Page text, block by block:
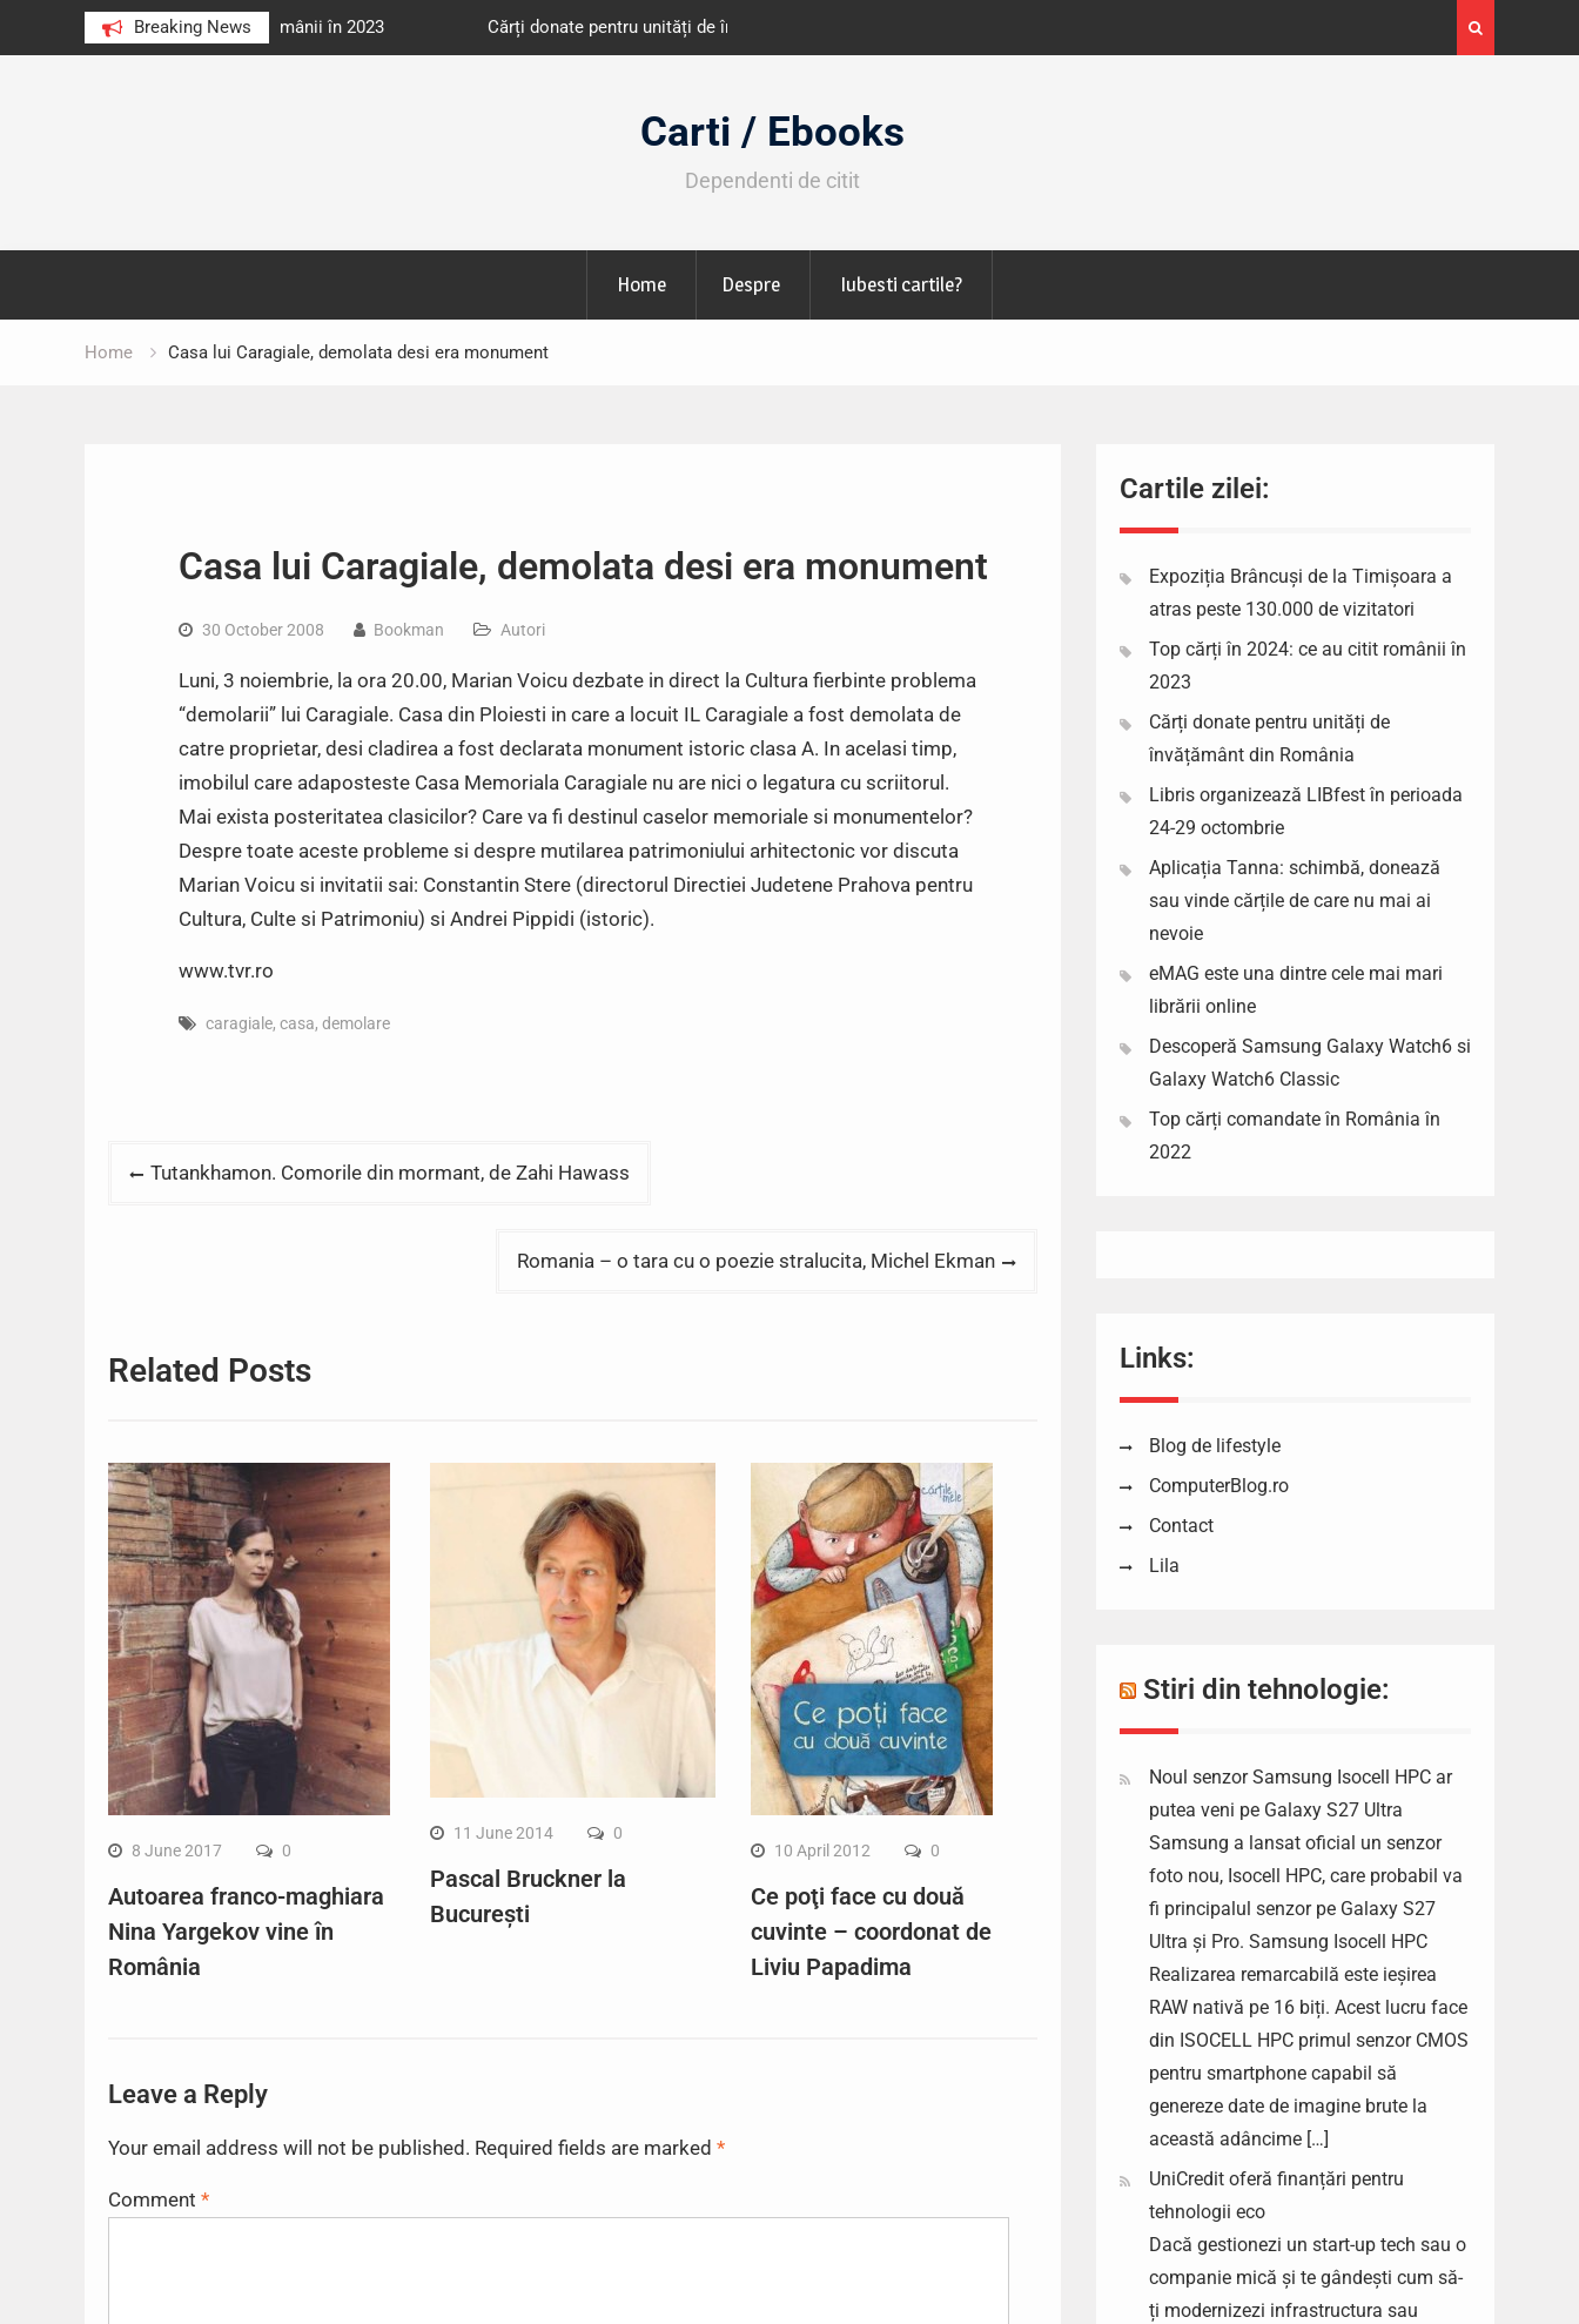
Breaking News
au citit românii în 2023 Cărți donate pentru unități de învățământ din România
octombrie
Expoziția Brâncuși de la Timișoara a atras peste
130.000 de vizitatori
Carti / Ebooks
Dependenti de citit
Home Despre Iubesti cartile?
Home Casa lui Caragiale, demolata desi era monument
Casa lui Caragiale, demolata desi era monument
30 October 2008 Bookman Autori
Luni, 3 noiembrie, la ora 20.00, Marian Voicu dezbate in direct la Cultura fierbinte problema
“demolarii” lui Caragiale. Casa din Ploiesti in care a locuit IL Caragiale a fost demolata de
catre proprietar, desi cladirea a fost declarata monument istoric clasa A. In acelasi timp,
imobilul care adaposteste Casa Memoriala Caragiale nu are nici o legatura cu scriitorul.
Mai exista posteritatea clasicilor? Care va fi destinul caselor memoriale si monumentelor?
Despre toate aceste probleme si despre mutilarea patrimoniului arhitectonic vor discuta
Marian Voicu si invitatii sai: Constantin Stere (directorul Directiei Judetene Prahova pentru
Cultura, Culte si Patrimoniu) si Andrei Pippidi (istoric).
www.tvr.ro
caragiale, casa, demolare
PostTutankhamon. Comorile din mormant, de Zahi Hawass
Romania – o tara cu o poezie stralucita, Michel Ekman
Related Posts
8 June 2017 0
Autoarea franco-maghiara
Nina Yargekov vine în
România
11 June 2014 0
Pascal Bruckner la
București
10 April 2012 0
Ce poţi face cu două
cuvinte – coordonat de
Liviu Papadima
Leave a Reply
Your email address will not be published. Required fields are marked *
Comment *
Cartile zilei:
Expoziția Brâncuși de la Timișoara a
atras peste 130.000 de vizitatori
Top cărți în 2024: ce au citit românii în
2023
Cărți donate pentru unități de
învățământ din România
Libris organizează LIBfest în perioada
24-29 octombrie
Aplicația Tanna: schimbă, donează
sau vinde cărțile de care nu mai ai
nevoie
eMAG este una dintre cele mai mari
librării online
Descoperă Samsung Galaxy Watch6 si
Galaxy Watch6 Classic
Top cărți comandate în România în
2022
Links:
Blog de lifestyle
ComputerBlog.ro
Contact
Lila
Stiri din tehnologie:
Noul senzor Samsung Isocell HPC ar
putea veni pe Galaxy S27 Ultra
Samsung a lansat oficial un senzor
foto nou, Isocell HPC, care probabil va
fi principalul senzor pe Galaxy S27
Ultra și Pro. Samsung Isocell HPC
Realizarea remarcabilă este ieșirea
RAW nativă pe 16 biți. Acest lucru face
din ISOCELL HPC primul senzor CMOS
pentru smartphone capabil să
genereze date de imagine brute la
această adâncime […]
UniCredit oferă finanțări pentru
tehnologii eco
Dacă gestionezi un start-up tech sau o
companie mică și te gândești cum să-
ți modernizezi infrastructura sau